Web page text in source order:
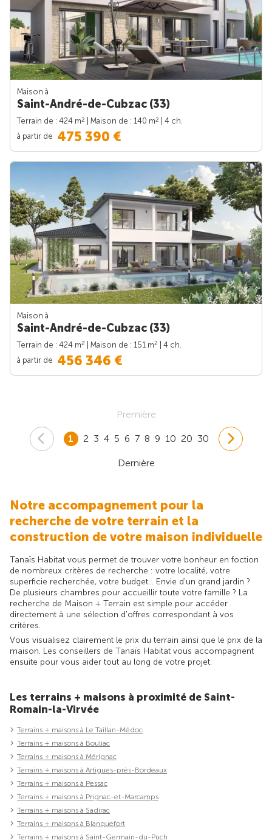
Maison à
Saint-André-de-Cubzac (33)
Terrain de : 424 m2 | Maison de : 140 m2
| 4 ch.
à partir de 475 390 €
Maison à
Saint-André-de-Cubzac (33)
Terrain de : 424 m2 | Maison de : 151 m2
| 4 ch.
à partir de 456 346 €
Première
1 2 3 4 5 6 7 8 9 10 20 30
Dernière
Notre accompagnement pour la
recherche de votre terrain et la
construction de votre maison individuelle
Tanaïs Habitat vous permet de trouver votre bonheur en foction
de nombreux critères de recherche : votre localité, votre
superficie recherchée, votre budget... Envie d'un grand jardin ?
De plusieurs chambres pour accueillir toute votre famille ? La
recherche de Maison + Terrain est simple pour accéder
directement à une sélection d'offres correspondant à vos
critères.
Vous visualisez clairement le prix du terrain ainsi que le prix de la
maison. Les conseillers de Tanaïs Habitat vous accompagnent
ensuite pour vous aider tout au long de votre projet.
Les terrains + maisons à proximité de Saint-
Romain-la-Virvée
Terrains + maisons à Le Taillan-Médoc
Terrains + maisons à Bouliac
Terrains + maisons à Mérignac
Terrains + maisons à Artigues-près-Bordeaux
Terrains + maisons à Pessac
Terrains + maisons à Prignac-et-Marcamps
Terrains + maisons à Sadirac
Terrains + maisons à Blanquefort
Terrains + maisons à Saint-Germain-du-Puch